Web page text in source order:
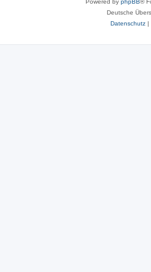
Deutsche
Datenschutz|